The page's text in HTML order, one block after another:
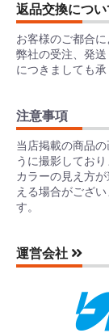
返品交換につい
お客様のご都合
弊社の受注、発
につきましても承
注意事項
当店掲載の商品
うに撮影してお
カラーの見え方
える場合がござ
す。
運営会社